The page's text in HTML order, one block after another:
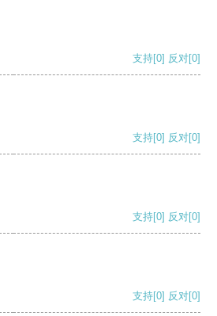
支持[0] 反对[0]
支持[0] 反对[0]
支持[0] 反对[0]
支持[0] 反对[0]